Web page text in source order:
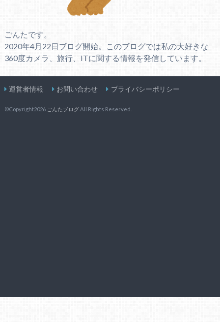
ごんたです。
2020年4月22日ブログ開始。このブログでは私の大好きな
360度カメラ、旅行、ITに関する情報を発信しています。
運営者情報 お問い合わせ プライバシーポリシー
©Copyright2026 ごんたブログ.All Rights Reserved.